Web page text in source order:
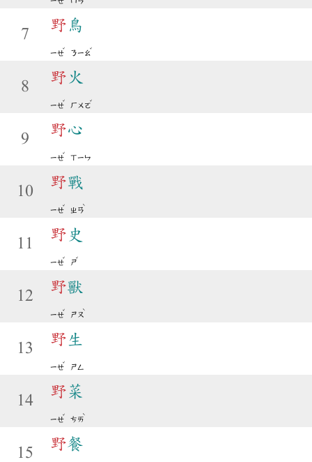
7
野 鳥
ㄧㄝ
ˇ
ㄋㄧㄠ
ˇ
8
野 火
ㄧㄝ
ˇ
ㄏㄨㄛ
ˇ
9
野心
ㄧㄝ
ˇ
ㄒㄧㄣ
10
野戰
ㄧㄝ
ˇ
ㄓㄢ
ˋ
11
野 史
ㄧㄝ
ˇ
ㄕ
ˇ
12
野獸
ㄧㄝ
ˇ
ㄕㄡ
ˋ
13
野 生
ㄧㄝ
ˇ
ㄕㄥ
14
野 菜
ㄧㄝ
ˇ
ㄘㄞ
ˋ
15
野餐